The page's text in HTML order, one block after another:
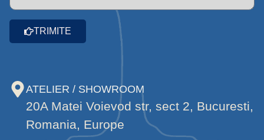
TRIMITE
ATELIER / SHOWROOM
20A Matei Voievod str, sect 2, Bucuresti,
Romania, Europe